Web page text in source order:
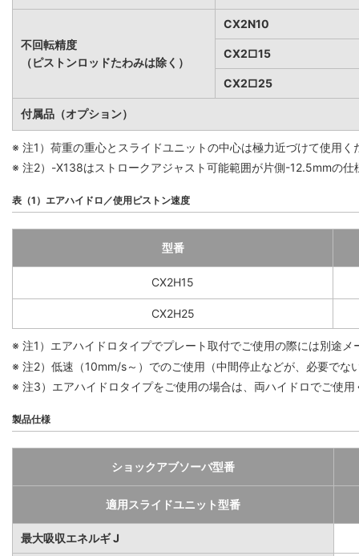
不回転精度
（ピストンロッドたわみは除く）
CX2N10
CX2□15
CX2□25
付属品（オプション）
※ 注1）荷重の重心とスライドユニットの中心は極力近づけて使用
※ 注2）-X138はストロークアジャスト可能範囲が片側-12.5mmの仕
表（1）エアハイドロ／使用ピストン速度
型番
CX2H15
CX2H25
※ 注1）エアハイドロタイプでプレート取付でご使用の際には別途メ
※ 注2）低速（10mm/s～）でのご使用（中間停止などが、必要で
※ 注3）エアハイドロタイプをご使用の場合は、両ハイドロでご使用
製品仕様
ショックアブソーバ型番
適用スライドユニット型番
最大吸収エネルギ J